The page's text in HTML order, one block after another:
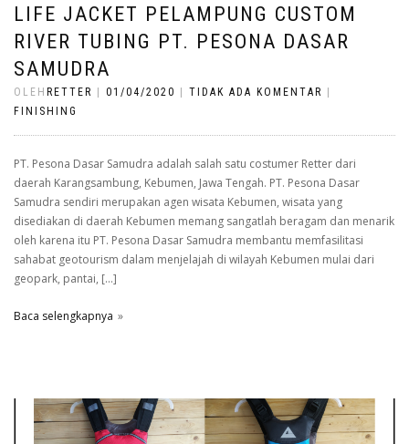
LIFE JACKET PELAMPUNG CUSTOM
RIVER TUBING PT. PESONA DASAR
SAMUDRA
OLEH RETTER 01/04/2020 TIDAK ADA KOMENTAR
FINISHING
PT. Pesona Dasar Samudra adalah salah satu costumer Retter dari
daerah Karangsambung, Kebumen, Jawa Tengah. PT. Pesona Dasar
Samudra sendiri merupakan agen wisata Kebumen, wisata yang
disediakan di daerah Kebumen memang sangatlah beragam dan menarik
oleh karena itu PT. Pesona Dasar Samudra membantu memfasilitasi
sahabat geotourism dalam menjelajah di wilayah Kebumen mulai dari
geopark, pantai, […]
Baca selengkapnya